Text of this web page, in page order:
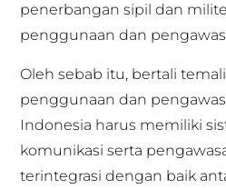
penerbangan sipil dan
penggunaan dan
Oleh sebab itu, bertali
penggunaan dan
Indonesia harus memiliki
komunikasi serta
terintegrasi dengan baik